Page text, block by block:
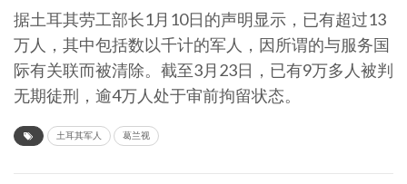
据土耳其劳工部长1月10日的声明显示，已有超过13
万人，其中包括数以千计的军人，因所谓的与服务国
际有关联而被清除。截至3月23日，已有9万多人被判
无期徒刑，逾4万人处于审前拘留状态。
土耳其军人 葛兰视